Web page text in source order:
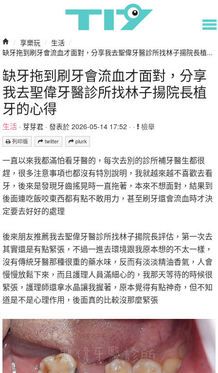
/ 享樂玩 / 生活 /
缺牙拖到刷牙會流血才面對，分享我去聖偉牙醫診所找林子揚院長植...
缺牙拖到刷牙會流血才面對，分享
我去聖偉牙醫診所找林子揚院長植
牙的心得
生活 · 芽芽君 · 發表於 2026-05-14 17:52 · · 檢舉
列印版 twitter plurk
一直以來我都滿怕看牙醫的，每次去別的診所補牙醫生都很
趕，很多注意事項也都沒有特別說明，我就越來越不喜歡去看
牙，後來是發現牙齒搖晃時一直拖著，本來不想面對，結果到
後面連吃飯咬東西都有點不敢用力，甚至刷牙還會流血時才決
定要去好好的處理
後來朋友推薦我去聖偉牙醫診所找林子揚院長評估，第一次去
其實還是有點緊張，不過一進去環境跟我原本想的不太一樣，
沒有傳統牙醫那種很重的藥水味，反而有淡淡精油香氣，人會
慢慢放鬆下來，而且護理人員滿細心的，我那天等待的時候很
緊張，護理師還拿水晶讓我握著，原本覺得有點神奇，但不知
道是不是心理作用，後面真的比較沒那麼緊張